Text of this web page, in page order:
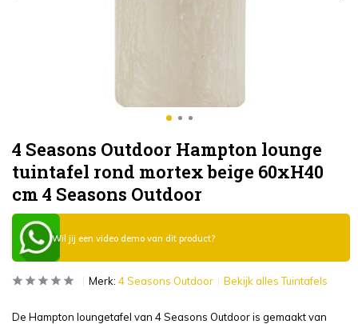
4 Seasons Outdoor Hampton lounge
tuintafel rond mortex beige 60xH40
cm 4 Seasons Outdoor
Wil jij een video demo van dit product?
Merk: 4 Seasons Outdoor Bekijk alles Tuintafels
De Hampton loungetafel van 4 Seasons Outdoor is gemaakt van